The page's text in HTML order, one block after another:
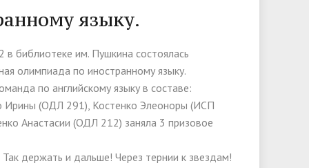
образовательного процесса.
Доступная среда
Вакантные места для приёма
(перевода) обучающихся
Организация питания в
образовательной деятельности
Приказы о зачислении
Рейтинг абитуриентов
Обркредит в СПО
языку.
в библиотеке им. Пушкина состоялась
олимпиада по иностранному языку.
по английскому языку в составе:
Ирины (ОДЛ 291), Костенко Элеоноры (ИСП
Анастасии (ОДЛ 212) заняла 3 призовое
держать и дальше! Через тернии к звездам!